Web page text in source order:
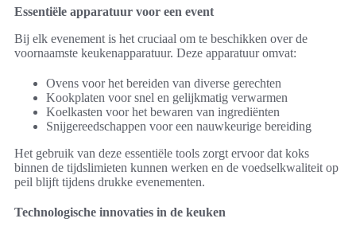
Essentiële apparatuur voor een event
Bij elk evenement is het cruciaal om te beschikken over de
voornaamste keukenapparatuur. Deze apparatuur omvat:
Ovens voor het bereiden van diverse gerechten
Kookplaten voor snel en gelijkmatig verwarmen
Koelkasten voor het bewaren van ingrediënten
Snijgereedschappen voor een nauwkeurige bereiding
Het gebruik van deze essentiële tools zorgt ervoor dat koks
binnen de tijdslimieten kunnen werken en de voedselkwaliteit op
peil blijft tijdens drukke evenementen.
Technologische innovaties in de keuken